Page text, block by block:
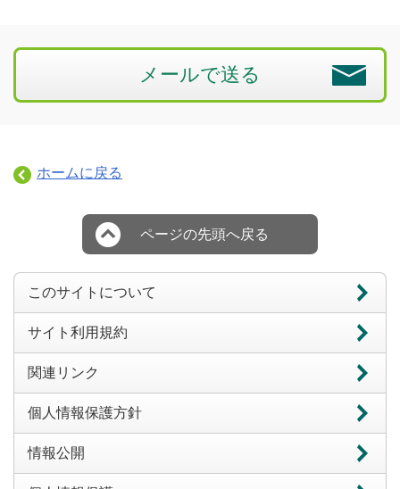
メールで送る
ホームに戻る
ページの先頭へ戻る
このサイトについて
サイト利用規約
関連リンク
個人情報保護方針
情報公開